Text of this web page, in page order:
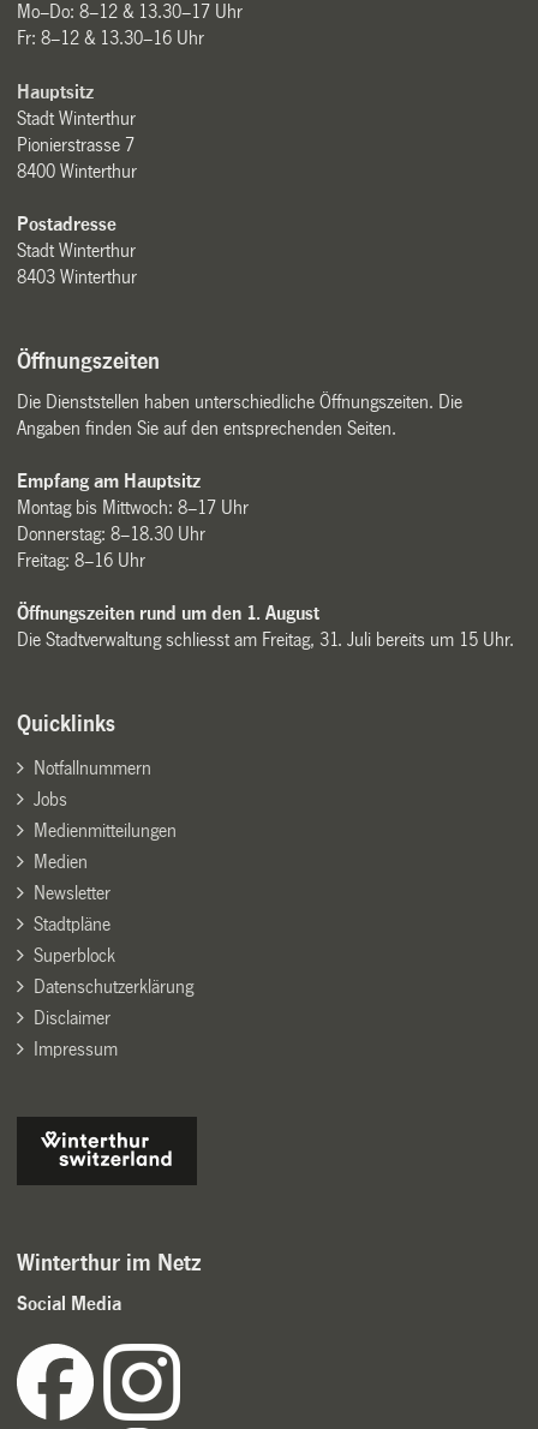
Mo–Do: 8–12 & 13.30–17 Uhr
Fr: 8–12 & 13.30–16 Uhr
Hauptsitz
Stadt Winterthur
Pionierstrasse 7
8400 Winterthur
Postadresse
Stadt Winterthur
8403 Winterthur
Öffnungszeiten
Die Dienststellen haben unterschiedliche Öffnungszeiten. Die
Angaben finden Sie auf den entsprechenden Seiten.
Empfang am Hauptsitz
Montag bis Mittwoch: 8–17 Uhr
Donnerstag: 8–18.30 Uhr
Freitag: 8–16 Uhr
Öffnungszeiten rund um den 1. August
Die Stadtverwaltung schliesst am Freitag, 31. Juli bereits um 15 Uhr.
Quicklinks
Notfallnummern
Jobs
Medienmitteilungen
Medien
Newsletter
Stadtpläne
Superblock
Datenschutzerklärung
Disclaimer
Impressum
Winterthur im Netz
Social Media